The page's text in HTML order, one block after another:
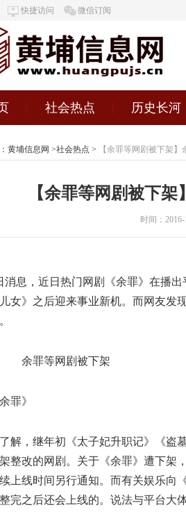
快捷访问 微信订阅
社会热点 历史长河
黄埔信息网 >社会热点 > 【余罪等网剧被下架
【余罪等网剧被下
时间：2016-
消息，近日热门网剧《余罪》在播
儿女》之后迎来事业新机。而网友
余罪》
解，继年初《太子妃升职记》《盗
整改的网剧。关于《余罪》遭下架
上线时间另行通知。而有关娱乐向
完之后还会上线的。说法与平台大